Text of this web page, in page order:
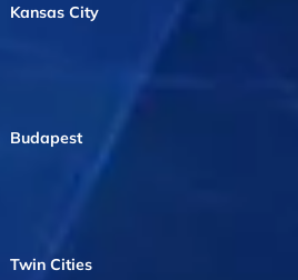
Kansas City
Budapest
Twin Cities